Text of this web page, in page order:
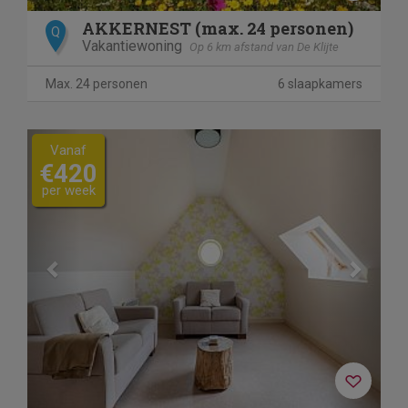
Q AKKERNEST (max. 24 personen)
Vakantiewoning Op 6 km afstand van De Klijte
Max. 24 personen 6 slaapkamers
Previous
Vanaf
€420
per week